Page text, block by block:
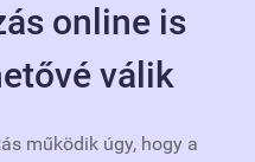
online is
válik
működik úgy, hogy a